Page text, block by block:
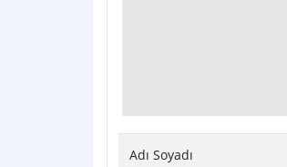
Adı Soyadı